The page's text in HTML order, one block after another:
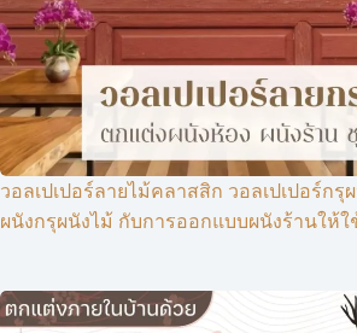
วอลเปเปอร์ลายไม้คลาสสิก วอลเปเปอร์ก
ผนังกรุผนังไม้ กับการออกแบบผนังร้านให้ใ